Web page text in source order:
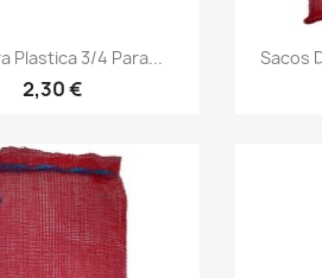
Plastica 3/4 Para...
2,30 €
Vista rápida Sacos